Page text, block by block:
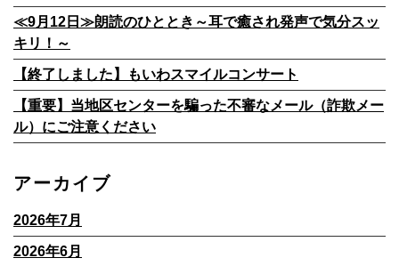
≪9月12日≫朗読のひととき～耳で癒され発声で気分スッ
キリ！～
【終了しました】もいわスマイルコンサート
【重要】当地区センターを騙った不審なメール（詐欺メー
ル）にご注意ください
アーカイブ
2026年7月
2026年6月